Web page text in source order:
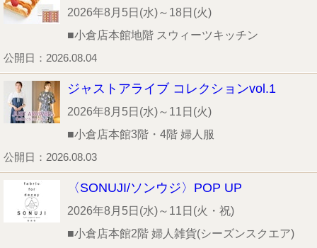
2026年8月5日(水)～18日(火)
■小倉店本館地階 スウィーツキッチン
公開日：2026.08.04
ジャストアライブ コレクションvol.1
2026年8月5日(水)～11日(火)
■小倉店本館3階・4階 婦人服
公開日：2026.08.03
〈SONUJI/ソンウジ〉POP UP
2026年8月5日(水)～11日(火・祝)
■小倉店本館2階 婦人雑貨(シーズンスクエア)